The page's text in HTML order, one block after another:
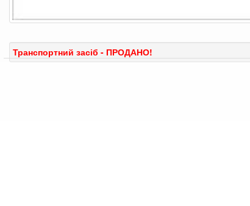
Транспортний засіб - ПРОДАНО!